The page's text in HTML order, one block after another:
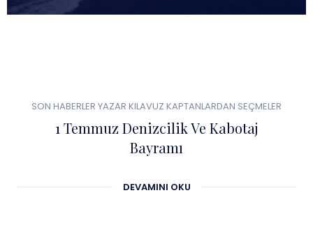
01
TEM
SON HABERLER YAZAR KILAVUZ KAPTANLARDAN SEÇMELER
1 Temmuz Denizcilik Ve Kabotaj
Bayramı
DEVAMINI OKU